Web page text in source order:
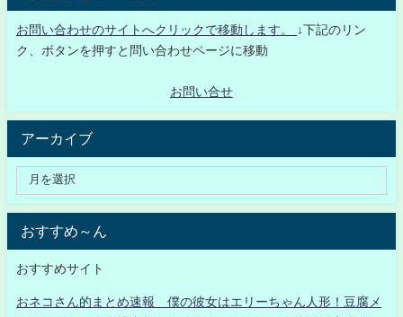
お問い合わせのサイトへクリックで移動します。
↓下記のリン
ク、ボタンを押すと問い合わせページに移動
お問い合せ
アーカイブ
おすすめ～ん
おすすめサイト
おネコさん的まとめ速報 僕の彼女はエリーちゃん人形！豆腐メ